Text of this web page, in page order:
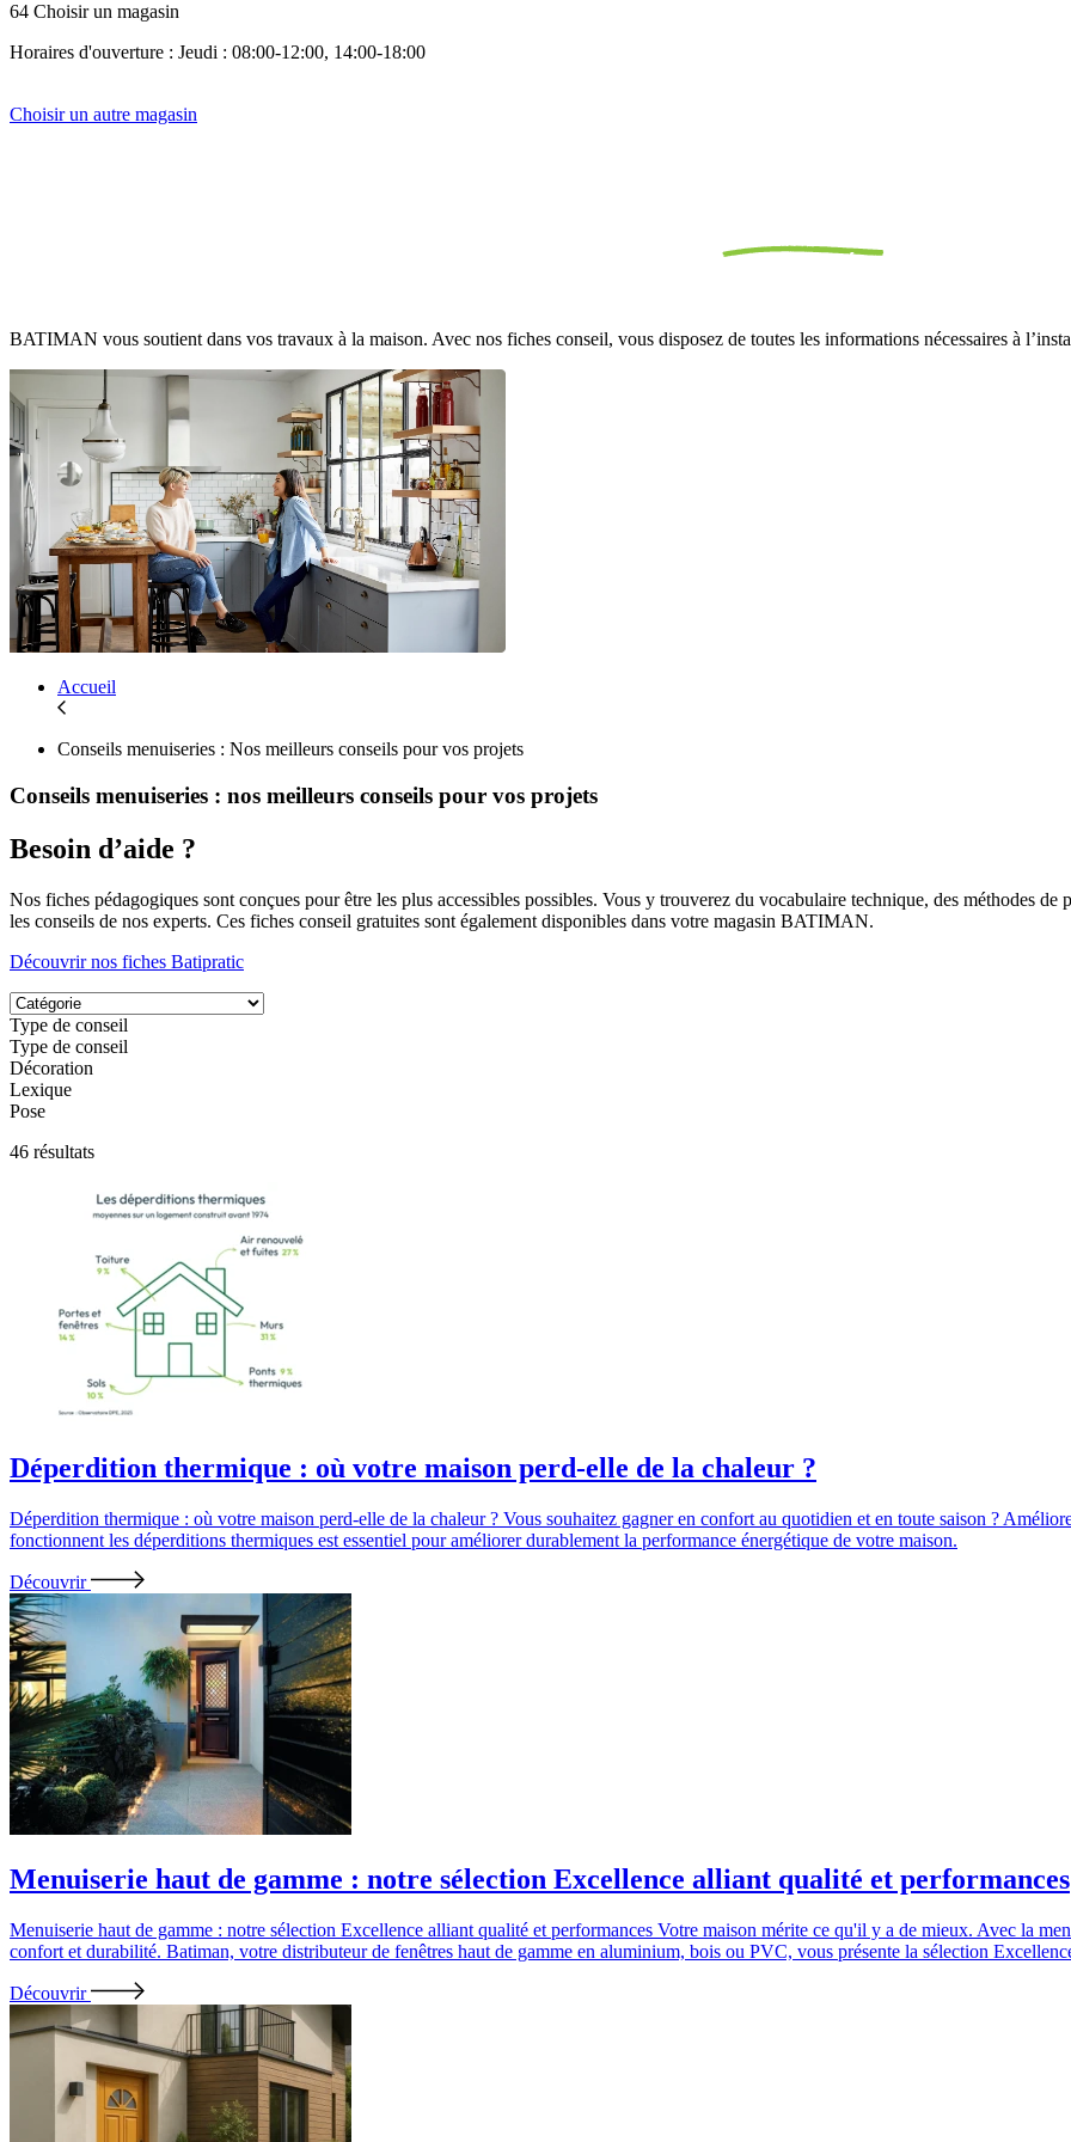
64 Choisir un magasin
Horaires d'ouverture : Jeudi : 08:00-12:00, 14:00-18:00
Choisir un autre magasin
BATIMAN vous soutient dans vos travaux à la maison. Avec nos fiches conseil, vous disposez de toutes les informations nécessaires à
Accueil
Conseils menuiseries : Nos meilleurs conseils pour vos projets
Conseils menuiseries : nos meilleurs conseils pour vos projets
Besoin d’aide ?
Nos fiches pédagogiques sont conçues pour être les plus accessibles possibles. Vous y trouverez du vocabulaire technique, des méthodes
les conseils de nos experts. Ces fiches conseil gratuites sont également disponibles dans votre magasin BATIMAN.
Découvrir nos fiches Batipratic
Type de conseil
Type de conseil
Décoration
Lexique
Pose
46 résultats
Déperdition thermique : où votre maison perd-elle de la chaleur ?
Déperdition thermique : où votre maison perd-elle de la chaleur ? Vous souhaitez gagner en confort au quotidien et en toute saison ?
fonctionnent les déperditions thermiques est essentiel pour améliorer durablement la performance énergétique de votre maison.
Découvrir
Menuiserie haut de gamme : notre sélection Excellence alliant qualité et performances
Menuiserie haut de gamme : notre sélection Excellence alliant qualité et performances Votre maison mérite ce qu'il y a de mieux. Avec la
confort et durabilité. Batiman, votre distributeur de fenêtres haut de gamme en aluminium, bois ou PVC, vous présente la sélection
Découvrir